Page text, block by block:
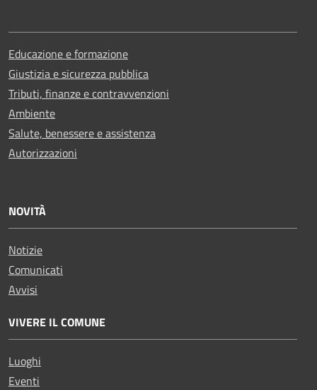
Educazione e formazione
Giustizia e sicurezza pubblica
Tributi, finanze e contravvenzioni
Ambiente
Salute, benessere e assistenza
Autorizzazioni
NOVITÀ
Notizie
Comunicati
Avvisi
VIVERE IL COMUNE
Luoghi
Eventi